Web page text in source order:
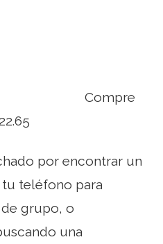
Compre
por encontrar un
teléfono para
grupo, o
una